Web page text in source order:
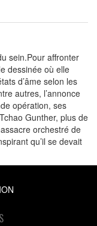
sein.Pour affronter
dessinée où elle
d’âme selon les
autres, l’annonce
opération, ses
Gunther, plus de
orchestré de
qu’il se devait